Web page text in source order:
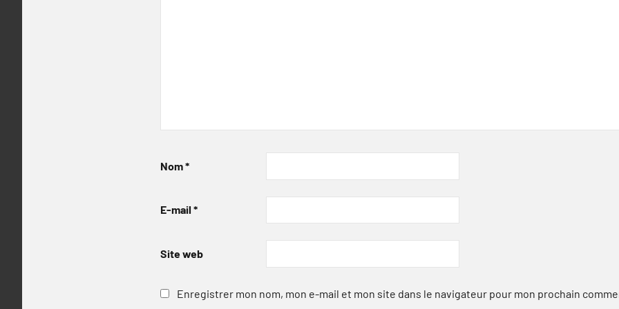
Nom*
E-mail *
Site web
Enregistrer mon nom, mon e-mail et mon site dans le navigateur pour mon prochain